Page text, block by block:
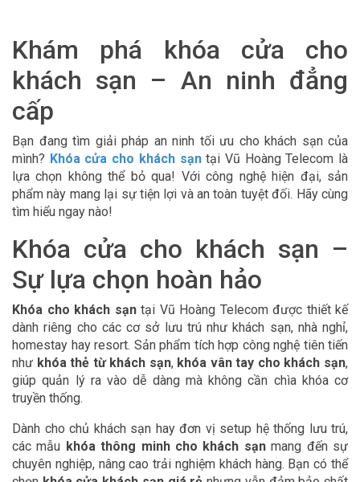
Khám phá khóa cửa cho
khách sạn – An ninh đẳng
cấp
Bạn đang tìm giải pháp an ninh tối ưu cho khách sạn của
mình? Khóa cửa cho khách sạntại Vũ Hoàng Telecom là
lựa chọn không thể bỏ qua! Với công nghệ hiện đại, sản
phẩm này mang lại sự tiện lợi và an toàn tuyệt đối. Hãy cùng
tìm hiểu ngay nào!
Khóa cửa cho khách sạn –
Sự lựa chọn hoàn hảo
Khóa cho khách sạntại Vũ Hoàng Telecom được thiết kế
dành riêng cho các cơ sở lưu trú như khách sạn, nhà nghỉ,
homestay hay resort. Sản phẩm tích hợp công nghệ tiên tiến
như khóa thẻ từ khách sạn, khóa vân tay cho khách sạn,
giúp quản lý ra vào dễ dàng mà không cần chìa khóa cơ
truyền thống.
Dành cho chủ khách sạn hay đơn vị setup hệ thống lưu trú,
các mẫu khóa thông minh cho khách sạnmang đến sự
chuyên nghiệp, nâng cao trải nghiệm khách hàng. Bạn có thể